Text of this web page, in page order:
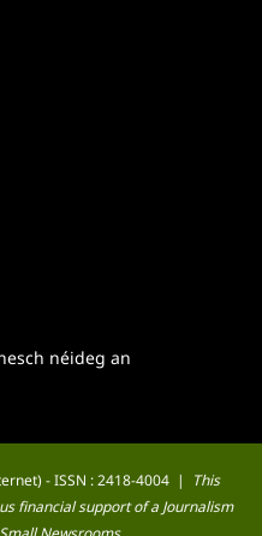
néideg an
- ISSN : 2418-4004 |
This
financial support of a Journalism